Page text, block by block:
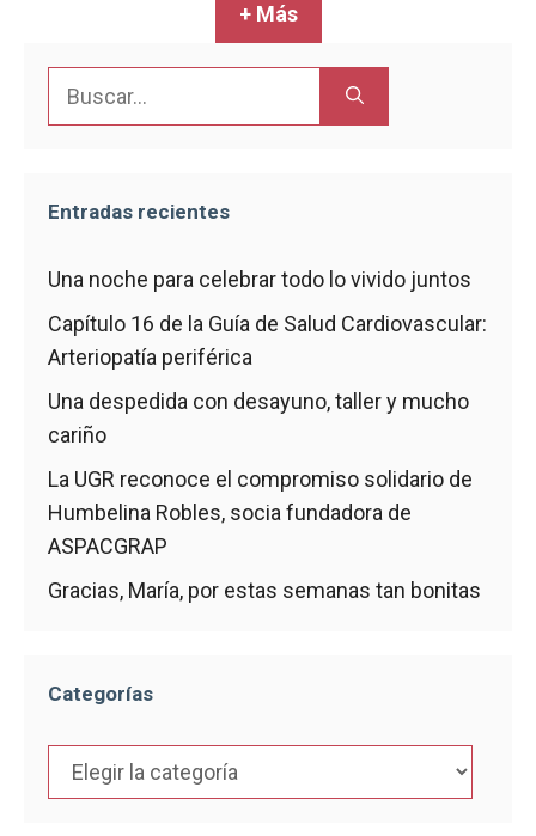
+ Más
Entradas recientes
Una noche para celebrar todo lo vivido juntos
Capítulo 16 de la Guía de Salud Cardiovascular:
Arteriopatía periférica
Una despedida con desayuno, taller y mucho
cariño
La UGR reconoce el compromiso solidario de
Humbelina Robles, socia fundadora de
ASPACGRAP
Gracias, María, por estas semanas tan bonitas
Categorías
Categorías